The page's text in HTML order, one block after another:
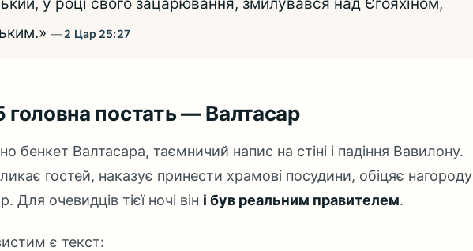
2 Цар 25:27
постать — Валтасар
бенкет Валтасара, таємничий напис на стіні і падіння Вавилону.
гостей, наказує принести храмові посудини, обіцяє нагороду
Для очевидців тієї ночі він і був реальним правителем.
є текст: